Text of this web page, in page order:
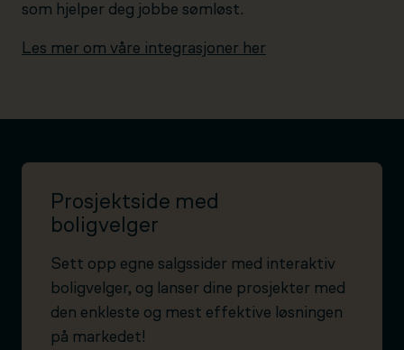
som hjelper deg jobbe sømløst.
Les mer om våre integrasjoner her
Prosjektside med
boligvelger
Sett opp egne salgssider med interaktiv
boligvelger, og lanser dine prosjekter med
den enkleste og mest effektive løsningen
på markedet!